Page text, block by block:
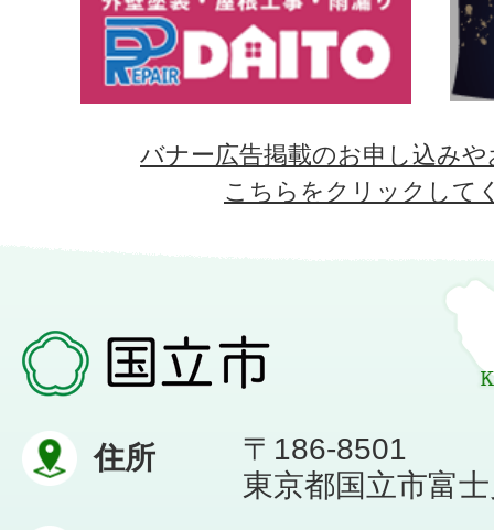
バナー広告掲載のお申し込み
こちらをクリックして
住所
〒186-8501
東京都国立市富